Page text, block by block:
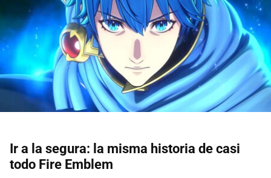
Ir a la segura: la misma historia de casi
todo Fire Emblem